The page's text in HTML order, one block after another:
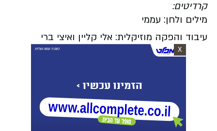
קרדיטים:
מילים ולחן: עממי
עיבוד והפקה מוזיקלית: אלי קליין ואיצי ברי
X